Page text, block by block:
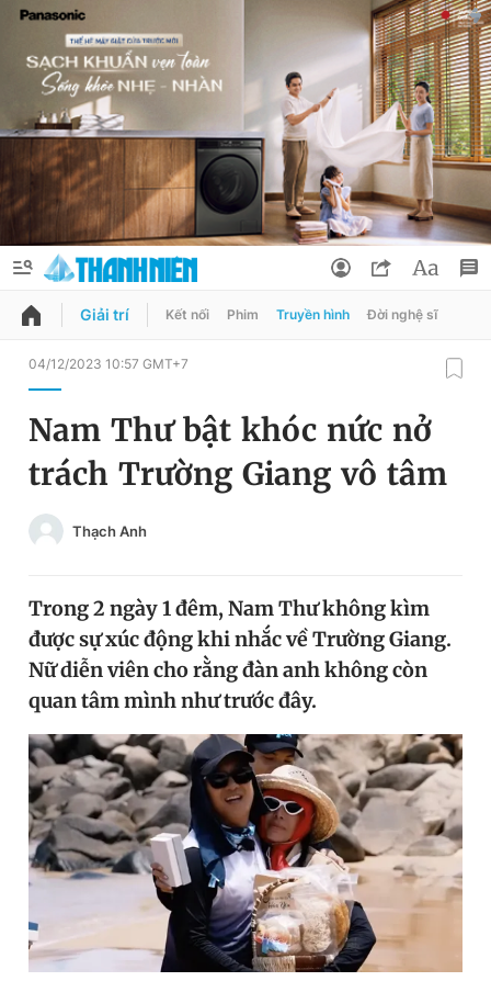
QUẢNG CÁO
Chuyên mục
Chuyên mục khác
Tin thị trường Tin 360
Video Magazine
Sản phẩm khác
Tiện ích Bạn cần biết
Thông tin tòa soạn Liên hệ quảng cáo
Đổi mật khẩu
Tin đã lưu
Tin đã xem
Đăng xuất
Giải trí Kết nối Phim Truyền hình Đời nghệ sĩ
04/12/2023 10:57 GMT+7
Nam Thư bật khóc nức nở
trách Trường Giang vô tâm
Thạch Anh
Trong 2 ngày 1 đêm, Nam Thư không kìm
được sự xúc động khi nhắc về Trường Giang.
Nữ diễn viên cho rằng đàn anh không còn
quan tâm mình như trước đây.